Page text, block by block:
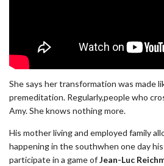
She says hertransformation was made
premeditation. Regularly,peoplewho
Amy.Sheknows nothing more.
His motherliving and employed family
happening in the southwhen one day
participate in a gameofJean-Luc